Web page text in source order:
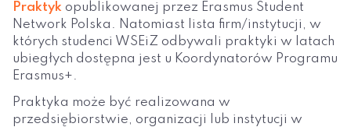
Praktyk opublikowanej przez Erasmus Student
Network Polska. Natomiast lista firm/instytucji, w
których studenci WSEiZ odbywali praktyki w latach
ubiegłych dostępna jest u Koordynatorów Programu
Erasmus+.
Praktyka może być realizowana w
przedsiębiorstwie, organizacji lub instytucji w